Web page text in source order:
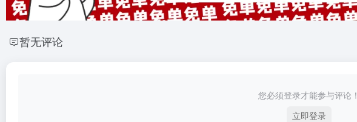
暂无评论
您必须登录才能参与评论！
立即登录